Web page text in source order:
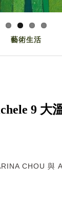
藝術生活
9 大
CHOU 與